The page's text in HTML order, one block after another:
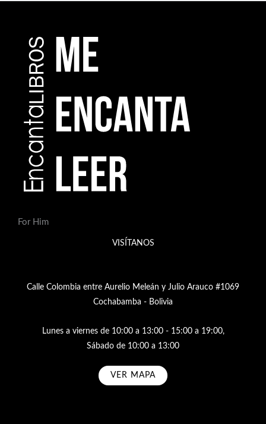
For Him
VISÍTANOS
Calle Colombia entre Aurelio Meleán y Julio Arauco #1069
Cochabamba - Bolivia
Lunes a viernes de 10:00 a 13:00 - 15:00 a 19:00,
Sábado de 10:00 a 13:00
VER MAPA